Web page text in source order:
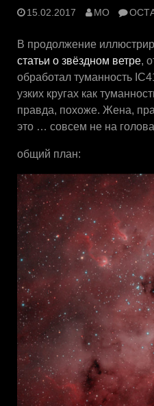
15.02.2017 MO
В продолжение
статьи о звёздном ветре,
обработал туманность
узких кругах как
правда, похоже. Жена,
это … совсем не на
общий план: